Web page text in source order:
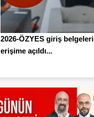
2026-ÖZYES giriş belgeleri
erişime açıldı...